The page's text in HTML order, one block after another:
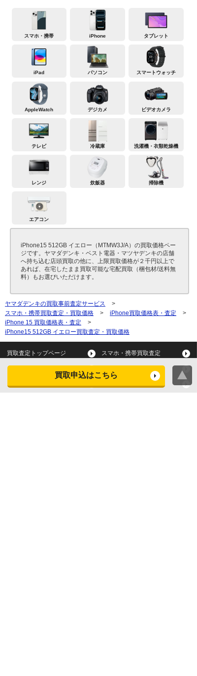
買取申込はこちら
スマホ・携帯 iPhone タブレット
iPad パソコン スマートウォッチ
AppleWatch デジカメ ビデオカメラ
テレビ 冷蔵庫 洗濯機・衣類乾燥機
レンジ 炊飯器 掃除機
エアコン
iPhone15 512GB イエロー（MTMW3J/A）の買取価格ペー
ジです。ヤマダデンキ・ベスト電器・マツヤデンキの店舗
へ持ち込む店頭買取の他に、上限買取価格が２千円以上で
あれば、在宅したまま買取可能な宅配買取（梱包材/送料無
料）もお選びいただけます。
ヤマダデンキの買取事前査定サービス
>
スマホ・携帯買取査定・買取価格
> iPhone買取価格表・査定
>
iPhone 15 買取価格表・査定
>
iPhone15 512GB イエロー買取査定・買取価格
買取査定トップページ スマホ・携帯買取査定
タブレット買取査定
スマートウォッチ買取査定